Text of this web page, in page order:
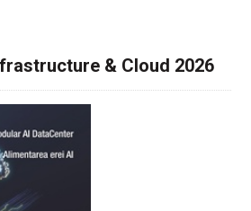
& Cloud 2026